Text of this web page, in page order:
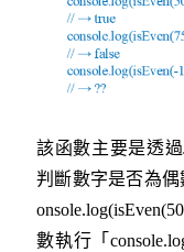
該函數主要是透
判斷數字是否為
數執行「